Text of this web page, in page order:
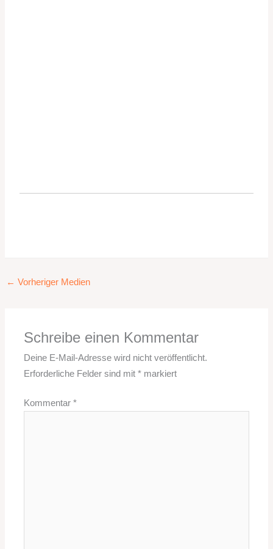
← Vorheriger Medien
Schreibe einen Kommentar
Deine E-Mail-Adresse wird nicht veröffentlicht.
Erforderliche Felder sind mit* markiert
Kommentar*